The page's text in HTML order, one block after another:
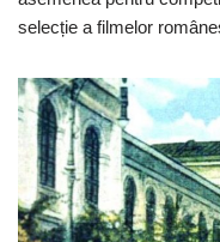
selecție a filmelor